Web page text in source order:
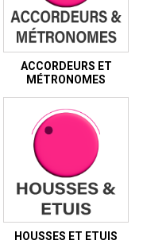
ACCORDEURS ET
MÉTRONOMES
HOUSSES ET ETUIS